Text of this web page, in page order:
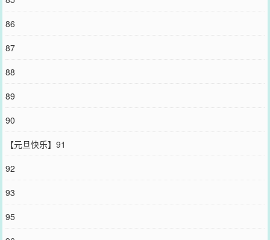
86
87
88
89
90
【元旦快乐】91
92
93
95